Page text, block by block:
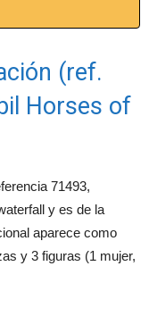
(ref.
Horses of
71493,
y es de la
aparece como
y 3 figuras (1 mujer,